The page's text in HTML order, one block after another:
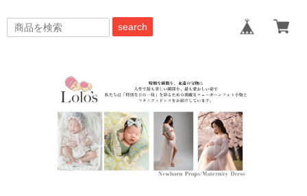
search